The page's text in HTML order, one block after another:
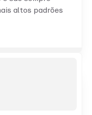
altos padrões